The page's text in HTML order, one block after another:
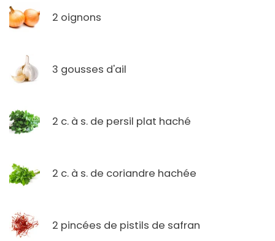
2 oignons
3 gousses d'ail
2 c. à s. de persil plat haché
2 c. à s. de coriandre hachée
2 pincées de pistils de safran